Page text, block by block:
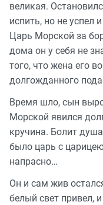
великая.
испить, но не успел
Царь Морской за
дома он у себя не
того, что жена его
долгожданного
Время шло, сын
Морской явился
кручина. Болит
было царь с
напрасно…
Он и сам жив
белый свет привел,